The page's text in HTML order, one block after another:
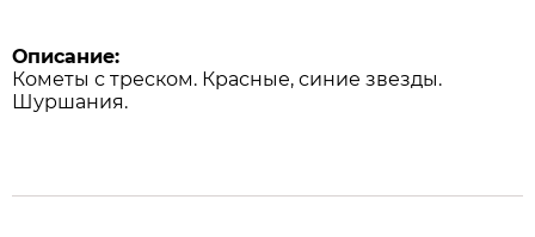
Описание:
Кометы с треском. Красные, синие звезды.
Шуршания.